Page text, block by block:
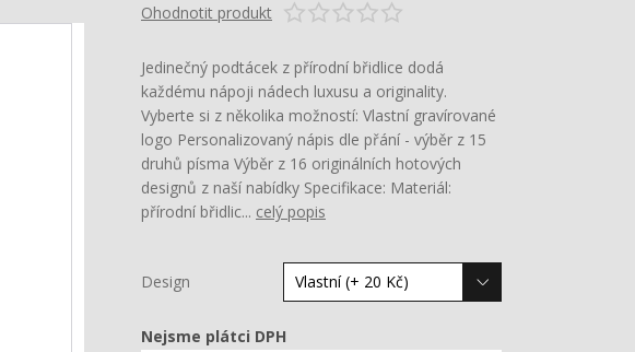
Ohodnotit produkt
Jedinečný podtácek z přírodní břidlice dodá
každému nápoji nádech luxusu a originality.
Vyberte si z několika možností: Vlastní gravírované
logo Personalizovaný nápis dle přání - výběr z 15
druhů písma Výběr z 16 originálních hotových
designů z naší nabídky Specifikace: Materiál:
přírodní břidlic... celý popis
Design
Nejsme plátci DPH